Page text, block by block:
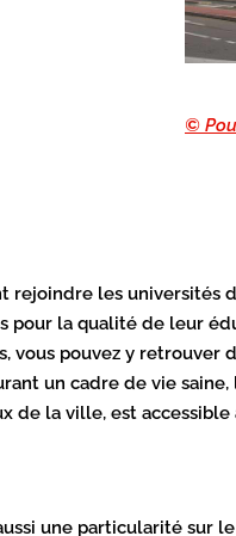
©
les
pour la qualité de leur
pouvez y
un cadre de vie
la ville, est
une particularité sur